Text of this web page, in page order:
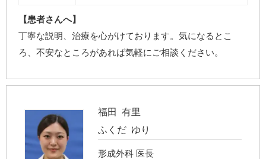
【患者さんへ】
丁寧な説明、治療を心がけております。気になるとこ
ろ、不安なところがあれば気軽にご相談ください。
福田 有里
ふくだ ゆり
形成外科 医長